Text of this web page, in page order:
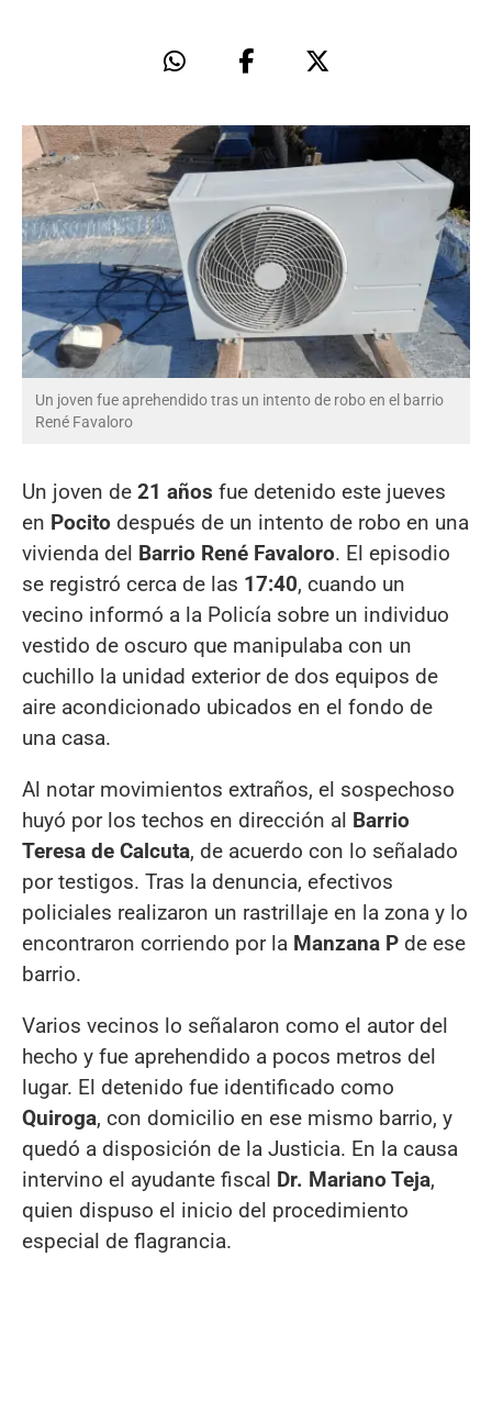
Un joven fue aprehendido tras un intento de robo en el barrio
René Favaloro
Un joven de 21 años fue detenido este jueves
en Pocito después de un intento de robo en una
vivienda del Barrio René Favaloro. El episodio
se registró cerca de las 17:40, cuando un
vecino informó a la Policía sobre un individuo
vestido de oscuro que manipulaba con un
cuchillo la unidad exterior de dos equipos de
aire acondicionado ubicados en el fondo de
una casa.
Al notar movimientos extraños, el sospechoso
huyó por los techos en dirección al Barrio
Teresa de Calcuta, de acuerdo con lo señalado
por testigos. Tras la denuncia, efectivos
policiales realizaron un rastrillaje en la zona y lo
encontraron corriendo por la Manzana P de ese
barrio.
Varios vecinos lo señalaron como el autor del
hecho y fue aprehendido a pocos metros del
lugar. El detenido fue identificado como
Quiroga, con domicilio en ese mismo barrio, y
quedó a disposición de la Justicia. En la causa
intervino el ayudante fiscal Dr. Mariano Teja,
quien dispuso el inicio del procedimiento
especial de flagrancia.